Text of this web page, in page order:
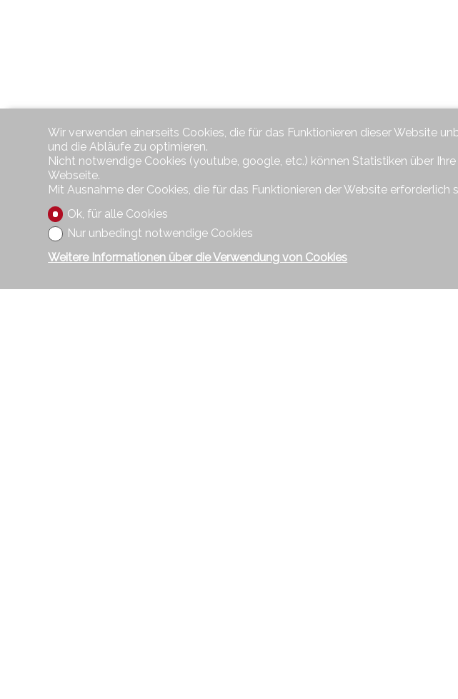
Wir verwenden einerseits Cookies, die für das Funktionieren dieser Website
und die Abläufe zu optimieren.
Nicht notwendige Cookies (youtube, google, etc.) können Statistiken über
Webseite.
Mit Ausnahme der Cookies, die für das Funktionieren der Website
Ok, für alle Cookies
Nur unbedingt notwendige Cookies
Weitere Informationen über die Verwendung von Cookies